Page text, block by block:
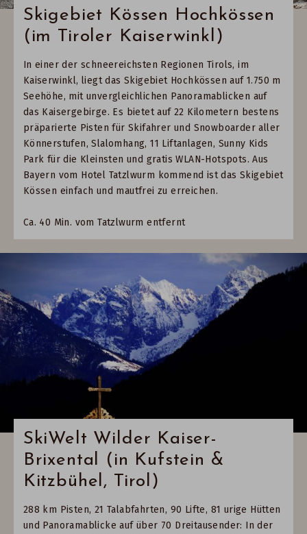
Skigebiet Kössen Hochkössen
(im Tiroler Kaiserwinkl)
In einer der schneereichsten Regionen Tirols, im
Kaiserwinkl, liegt das Skigebiet Hochkössen auf 1.750 m
Seehöhe, mit unvergleichlichen Panoramablicken auf
das Kaisergebirge. Es bietet auf 22 Kilometern bestens
präparierte Pisten für Skifahrer und Snowboarder aller
Könnerstufen, Slalomhang, 11 Liftanlagen, Sunny Kids
Park für die Kleinsten und gratis WLAN-Hotspots. Aus
Bayern vom Hotel Tatzlwurm kommend ist das Skigebiet
Kössen einfach und mautfrei zu erreichen.
Ca. 40 Min. vom Tatzlwurm entfernt
SkiWelt Wilder Kaiser-
Brixental (in Kufstein &
Kitzbühel, Tirol)
288 km Pisten, 21 Talabfahrten, 90 Lifte, 81 urige Hütten
und Panoramablicke auf über 70 Dreitausender: In der